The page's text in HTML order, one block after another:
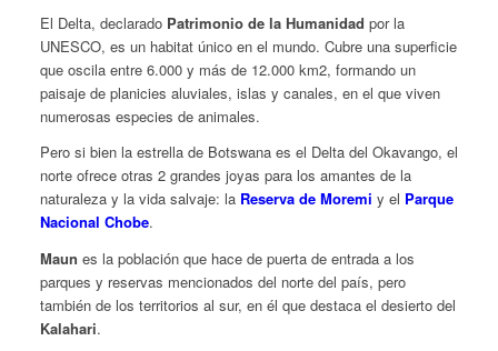
El Delta, declarado Patrimonio de la Humanidad por la
UNESCO, es un habitat único en el mundo. Cubre una superficie
que oscila entre 6.000 y más de 12.000 km2, formando un
paisaje de planicies aluviales, islas y canales, en el que viven
numerosas especies de animales.
Pero si bien la estrella de Botswana es el Delta del Okavango, el
norte ofrece otras 2 grandes joyas para los amantes de la
naturaleza y la vida salvaje: la Reserva de Moremi y el Parque
Nacional Chobe.
Maun es la población que hace de puerta de entrada a los
parques y reservas mencionados del norte del país, pero
también de los territorios al sur, en él que destaca el desierto del
Kalahari.